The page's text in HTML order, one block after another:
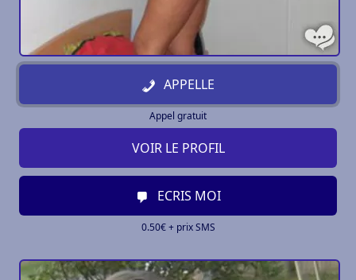
APPELLE
Appel gratuit
VOIR LE PROFIL
ECRIS MOI
0.50€ + prix SMS